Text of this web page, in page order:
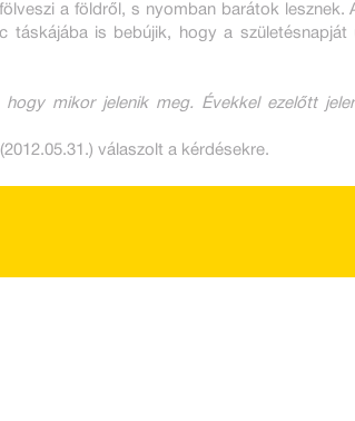
a földről, s nyomban barátok lesznek.
táskájába is bebújik, hogy a születésnapját
mikor jelenik meg. Évekkel ezelőtt
válaszolt a kérdésekre.